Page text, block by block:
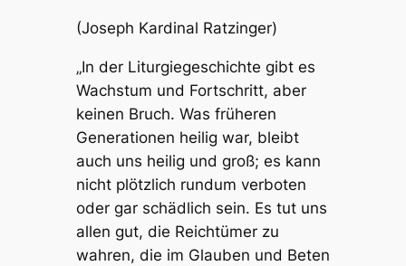
(Joseph Kardinal Ratzinger)
„In der Liturgiegeschichte gibt es
Wachstum und Fortschritt, aber
keinen Bruch. Was früheren
Generationen heilig war, bleibt
auch uns heilig und groß; es kann
nicht plötzlich rundum verboten
oder gar schädlich sein. Es tut uns
allen gut, die Reichtümer zu
wahren, die im Glauben und Beten